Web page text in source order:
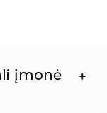
įmonė